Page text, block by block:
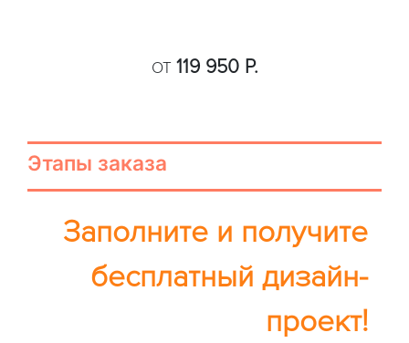
ОТ 119 950 Р.
Этапы заказа
Заполните и получите
бесплатный дизайн-
проект!